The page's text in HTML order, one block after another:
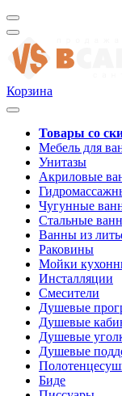
Корзина
Товары со
Мебель для
Унитазы
Акриловые
Чугунные
Стальные
Ванны из
Раковины
Мойки
Инсталляции
Смесители
Душевые
Душевые
Душевые
Душевые
Биде